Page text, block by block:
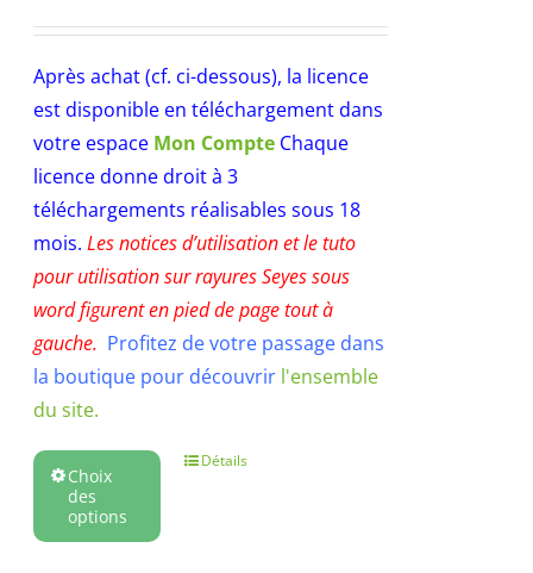
Après achat (cf. ci-dessous), la licence
est disponible en téléchargement dans
votre espace Mon Compte Chaque
licence donne droit à 3
téléchargements réalisables sous 18
mois. Les notices d’utilisation et le tuto
pour utilisation sur rayures Seyes sous
word figurent en pied de page tout à
gauche. Profitez de votre passage dans
la boutique pour découvrir l'ensemble
du site.
Choix
des
options
Détails